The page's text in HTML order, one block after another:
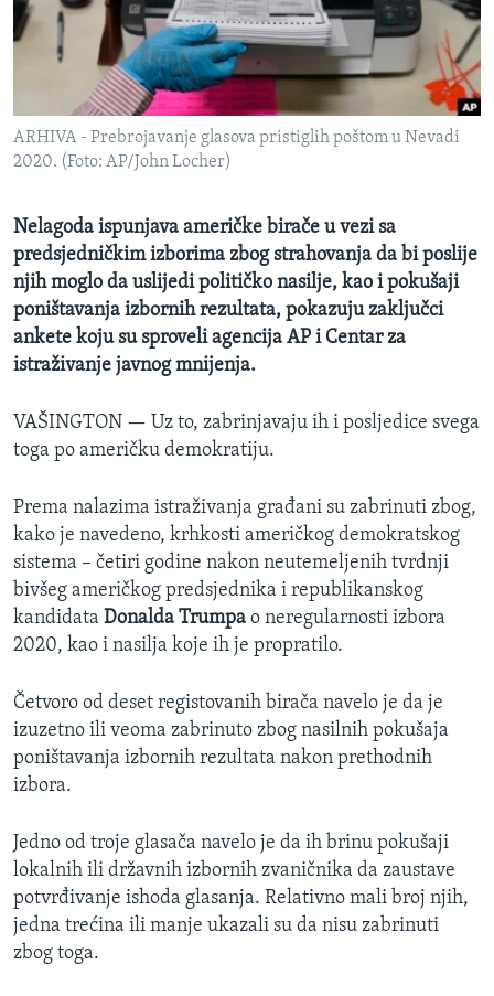
MAGAZIN
O GLASU AMERIKE
Learning English
Jezici
ARHIVA - Prebrojavanje glasova pristiglih poštom u Nevadi
2020. (Foto: AP/John Locher)
Nelagoda ispunjava američke birače u vezi sa
predsjedničkim izborima zbog strahovanja da bi poslije
njih moglo da uslijedi političko nasilje, kao i pokušaji
poništavanja izbornih rezultata, pokazuju zaključci
ankete koju su sproveli agencija AP i Centar za
istraživanje javnog mnijenja.
VAŠINGTON — Uz to, zabrinjavaju ih i posljedice svega
toga po američku demokratiju.
Prema nalazima istraživanja građani su zabrinuti zbog,
kako je navedeno, krhkosti američkog demokratskog
sistema – četiri godine nakon neutemeljenih tvrdnji
bivšeg američkog predsjednika i republikanskog
kandidata Donalda Trumpa o neregularnosti izbora
2020, kao i nasilja koje ih je propratilo.
Četvoro od deset registovanih birača navelo je da je
izuzetno ili veoma zabrinuto zbog nasilnih pokušaja
poništavanja izbornih rezultata nakon prethodnih
izbora.
Jedno od troje glasača navelo je da ih brinu pokušaji
lokalnih ili državnih izbornih zvaničnika da zaustave
potvrđivanje ishoda glasanja. Relativno mali broj njih,
jedna trećina ili manje ukazali su da nisu zabrinuti
zbog toga.